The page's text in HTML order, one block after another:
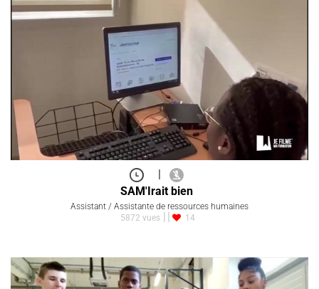
|
SAM'Irait bien
Assistant / Assistante de ressources humaines
5872 vues
14